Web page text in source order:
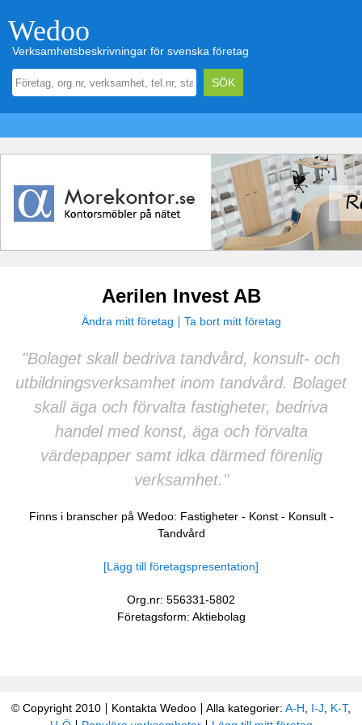
Wedoo
Verksamhetsbeskrivningar för svenska företag
Aerilen Invest AB
Ändra mitt företag Ta bort mitt företag
"Bolaget skall bedriva tandvård, konsult- och
utbildningsverksamhet inom tandvård. Bolaget
skall äga och förvalta fastigheter, bedriva
handel med konst, äga och förvalta
värdepapper samt idka därmed förenlig
verksamhet."
Finns i branscher på Wedoo: Fastigheter- Konst- Konsult-
Tandvård
[Lägg till företagspresentation]
Org.nr: 556331-5802
Företagsform: Aktiebolag
© Copyright 2010 Kontakta Wedoo Alla kategorier: A-H I-J K-T,